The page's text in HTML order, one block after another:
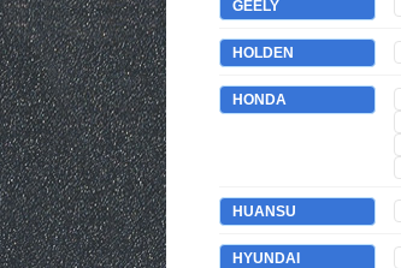
GEELY
HOLDEN
HONDA
HUANSU
HYUNDAI